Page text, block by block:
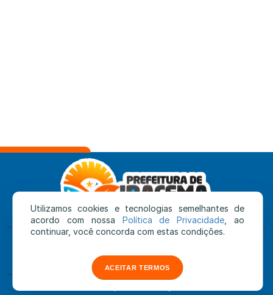
CEP: 69.348-000
Iracema - RR
Utilizamos cookies e tecnologias semelhantes de
acordo com nossa Política de Privacidade , ao
continuar, você concorda com estas condições.
ACEITAR TERMOS